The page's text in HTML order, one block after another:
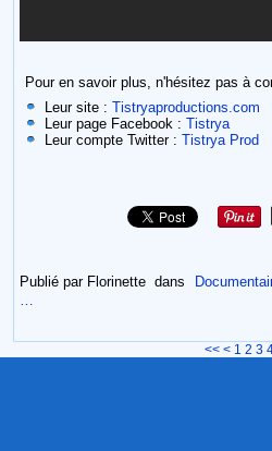
Pour en savoir plus, n'hésitez pas à
Leur site : Tistryaproductions.com
Leur page Facebook : Tistrya
Leur compte Twitter : Tistrya Prod
Publié par Florinette dans
<< < 1 2 3